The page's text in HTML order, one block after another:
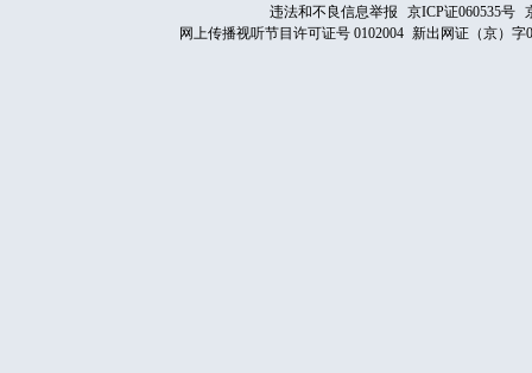
违法和不良信息举报
京ICP证060535号
网上传播视听节目许可证号 0102004 新出网证（京）